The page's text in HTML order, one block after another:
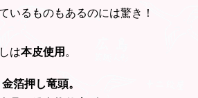
いるものもあるのには驚き！
は本皮使用 。
箔押し竜頭。